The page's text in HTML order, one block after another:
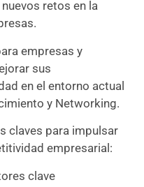
retos en la
empresas y
sus
en el entorno actual
y Networking.
claves para impulsar
empresarial:
clave